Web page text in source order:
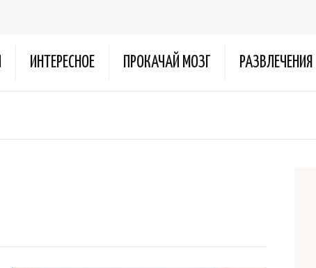
ИНТЕРЕСНОЕ ПРОКАЧАЙ МОЗГ РАЗВЛЕЧЕНИЯ